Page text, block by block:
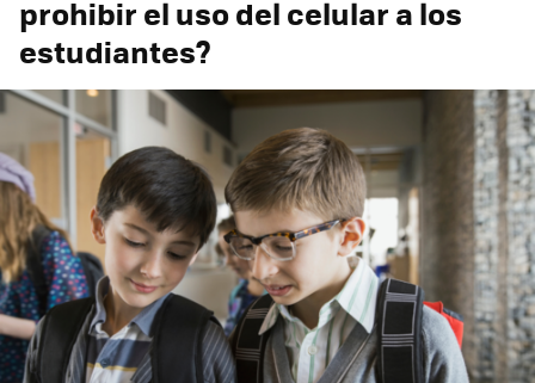
prohibir el uso del celular a los
estudiantes?